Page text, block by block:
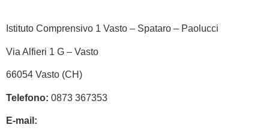
Istituto Comprensivo 1 Vasto – Spataro – Paolucci
Via Alfieri 1 G – Vasto
66054 Vasto (CH)
Telefono: 0873 367353
E-mail: